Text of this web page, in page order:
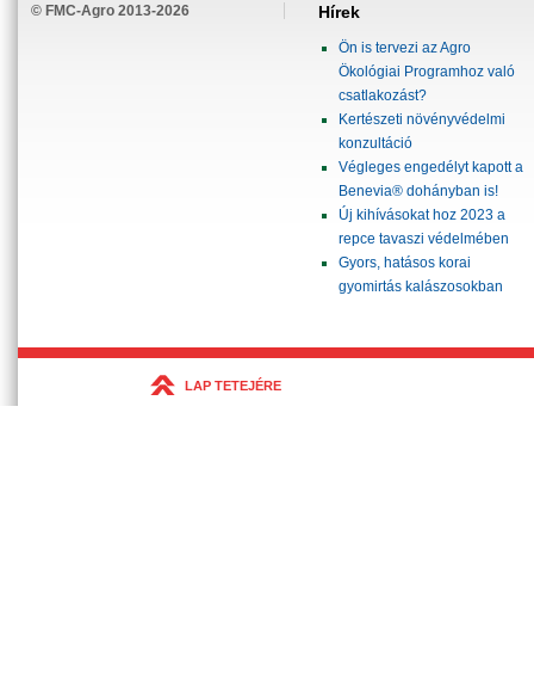
© FMC-Agro 2013-2026 Hírek
Ön is tervezi az Agro
Ökológiai Programhoz való
csatlakozást?
Kertészeti növényvédelmi
konzultáció
Végleges engedélyt kapott a
Benevia® dohányban is!
Új kihívásokat hoz 2023 a
repce tavaszi védelmében
Gyors, hatásos korai
gyomirtás kalászosokban
LAP TETEJÉRE